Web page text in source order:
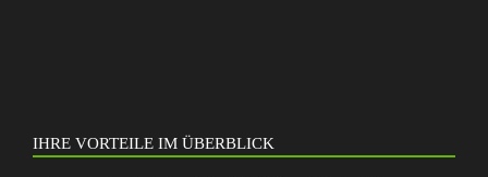
IHRE VORTEILE IM ÜBERBLICK